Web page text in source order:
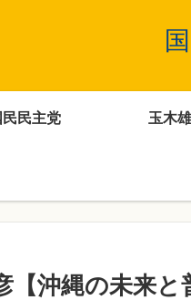
民民主党 玉木
【沖縄の未来と